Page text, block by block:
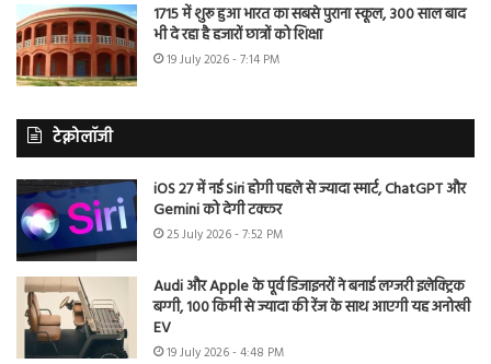
1715 में शुरू हुआ भारत का सबसे पुराना स्कूल, 300 साल बाद
भी दे रहा है हजारों छात्रों को शिक्षा
19 July 2026 - 7:14 PM
टेक्नोलॉजी
iOS 27 में नई Siri होगी पहले से ज्यादा स्मार्ट, ChatGPT और
Gemini को देगी टक्कर
25 July 2026 - 7:52 PM
Audi और Apple के पूर्व डिजाइनरों ने बनाई लग्जरी इलेक्ट्रिक
बग्गी, 100 किमी से ज्यादा की रेंज के साथ आएगी यह अनोखी
EV
19 July 2026 - 4:48 PM